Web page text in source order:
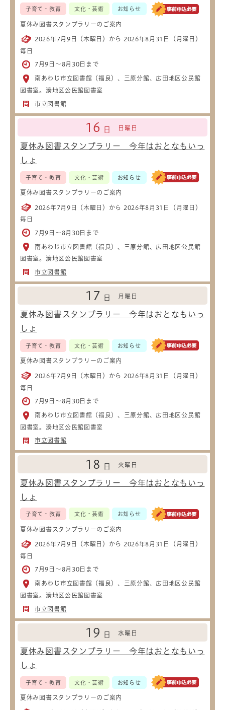
子育て・教育 文化・芸術 お知らせ
夏休み図書スタンプラリーのご案内
2026年7月9日（木曜日）から 2026年8月31日（月曜日）
毎日
7月9日～8月30日まで
南あわじ市立図書館（福良）、三原分館、広田地区公民館
図書室。湊地区公民館図書室
市立図書館
16 日 日曜日
夏休み図書スタンプラリー 今年はおとなもいっ
しょ
子育て・教育 文化・芸術 お知らせ
夏休み図書スタンプラリーのご案内
2026年7月9日（木曜日）から 2026年8月31日（月曜日）
毎日
7月9日～8月30日まで
南あわじ市立図書館（福良）、三原分館、広田地区公民館
図書室。湊地区公民館図書室
市立図書館
17 日 月曜日
夏休み図書スタンプラリー 今年はおとなもいっ
しょ
子育て・教育 文化・芸術 お知らせ
夏休み図書スタンプラリーのご案内
2026年7月9日（木曜日）から 2026年8月31日（月曜日）
毎日
7月9日～8月30日まで
南あわじ市立図書館（福良）、三原分館、広田地区公民館
図書室。湊地区公民館図書室
市立図書館
18 日 火曜日
夏休み図書スタンプラリー 今年はおとなもいっ
しょ
子育て・教育 文化・芸術 お知らせ
夏休み図書スタンプラリーのご案内
2026年7月9日（木曜日）から 2026年8月31日（月曜日）
毎日
7月9日～8月30日まで
南あわじ市立図書館（福良）、三原分館、広田地区公民館
図書室。湊地区公民館図書室
市立図書館
19 日 水曜日
夏休み図書スタンプラリー 今年はおとなもいっ
しょ
子育て・教育 文化・芸術 お知らせ
夏休み図書スタンプラリーのご案内